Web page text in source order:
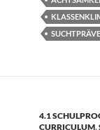
4.1
CURRICULUM,